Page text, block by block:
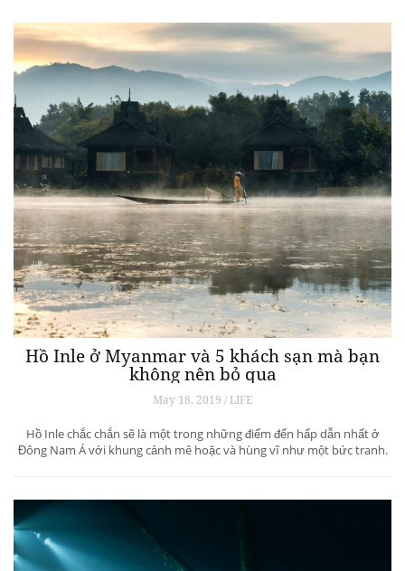
Hồ Inle ở Myanmar và 5 khách sạn mà bạn
không nên bỏ qua
May 18, 2019 / LIFE
Hồ Inle chắc chắn sẽ là một trong những điểm đến hấp dẫn nhất ở
Đông Nam Á với khung cảnh mê hoặc và hùng vĩ như một bức tranh.